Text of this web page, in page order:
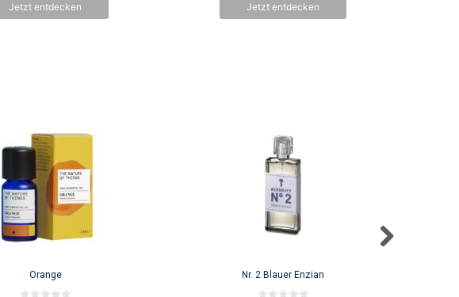
5
Jetzt entdecken
5
Jetzt entdecken
Orange Nr. 2 Blauer Enzian